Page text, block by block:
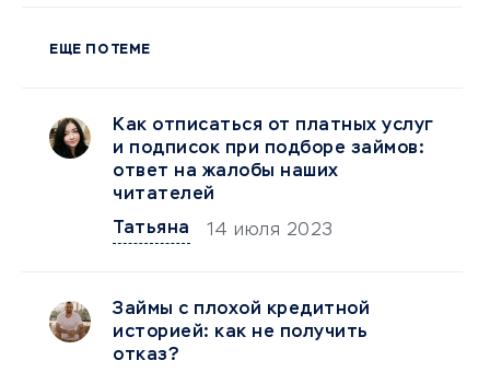
ЕЩЕ ПО ТЕМЕ
Как отписаться от платных услуг
и подписок при подборе займов:
ответ на жалобы наших
читателей
Татьяна
14 июля 2023
Займы с плохой кредитной
историей: как не получить
отказ?